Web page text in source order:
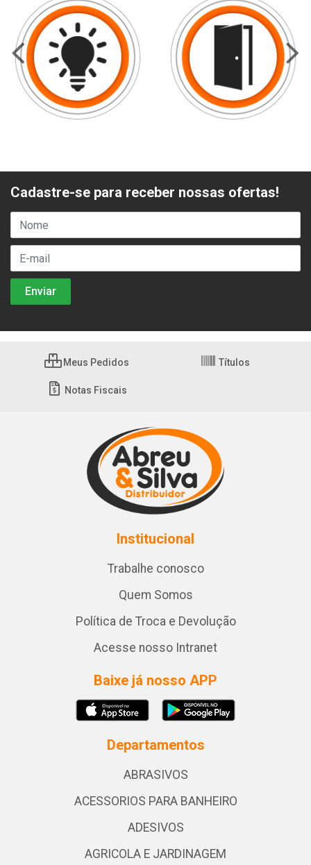
Cadastre-se para receber nossas ofertas!
Meus Pedidos Títulos
Notas Fiscais
Institucional
Trabalhe conosco
Quem Somos
Política de Troca e Devolução
Acesse nosso Intranet
Baixe já nosso APP
Departamentos
ABRASIVOS
ACESSORIOS PARA BANHEIRO
ADESIVOS
AGRICOLA E JARDINAGEM